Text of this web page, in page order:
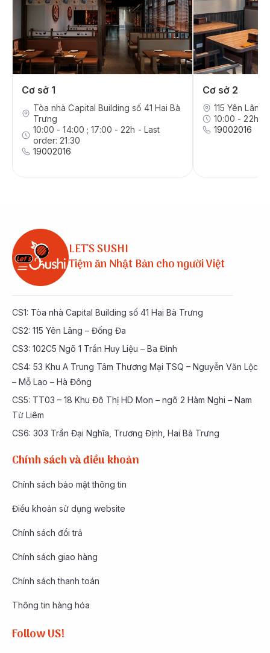
Cơ sở 1
Tòa nhà Capital Building số 41 Hai Bà
Trưng
10:00 - 14:00 ; 17:00 - 22h - Last
order: 21:30
19002016
Cơ sở 2
115 Yên
10:00 - 22h -
19002016
LET'S SUSHI
Tiệm ăn Nhật Bản cho người Việt
CS1: Tòa nhà Capital Building số 41 Hai Bà Trưng
CS2: 115 Yên Lãng – Đống Đa
CS3: 102C5 Ngõ 1 Trần Huy Liệu – Ba Đình
CS4: 53 Khu A Trung Tâm Thương Mại TSQ – Nguyễn Văn Lộc
– Mỗ Lao – Hà Đông
CS5: TT03 – 18 Khu Đô Thị HD Mon – ngõ 2 Hàm Nghi – Nam
Từ Liêm
CS6: 303 Trần Đại Nghĩa, Trương Định, Hai Bà Trưng
Chính sách và điều khoản
Chính sách bảo mật thông tin
Điều khoản sử dụng website
Chính sách đổi trả
Chính sách giao hàng
Chính sách thanh toán
Thông tin hàng hóa
Follow US!